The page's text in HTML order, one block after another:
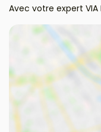
Avec votre expert VIA